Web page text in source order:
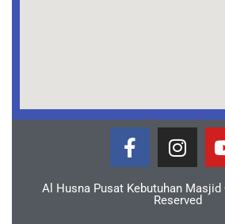
Al Husna Pusat Kebutuhan
Reserved